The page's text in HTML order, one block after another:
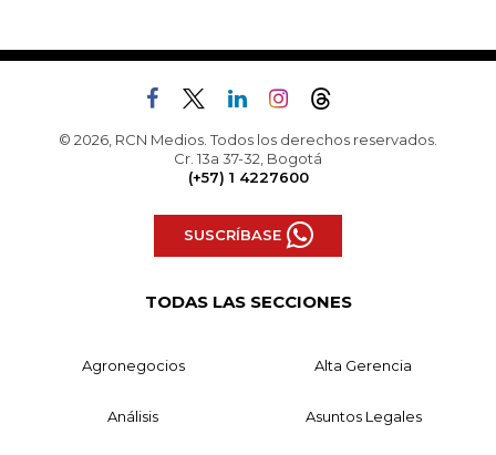
© 2026, RCN Medios. Todos los derechos reservados.
Cr. 13a 37-32, Bogotá
(+57) 1 4227600
SUSCRÍBASE
TODAS LAS SECCIONES
Agronegocios Alta Gerencia
Análisis Asuntos Legales